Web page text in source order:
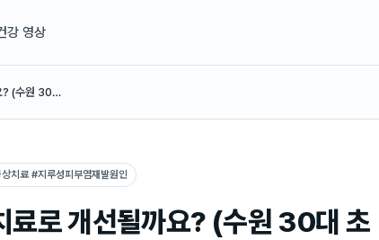
강 영상
? (수원 30…
치료 #지루성피부염재발원인
료로 개선될까요? (수원 30대 초